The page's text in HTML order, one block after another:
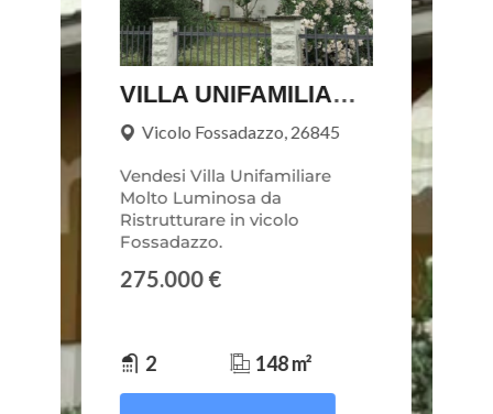
VILLA UNIFAMILIARE IN CENTRO A CODOGNO
Vicolo Fossadazzo, 26845
Vendesi Villa Unifamiliare
Molto Luminosa da
Ristrutturare in vicolo
Fossadazzo.
275.000 €
2 148 m²